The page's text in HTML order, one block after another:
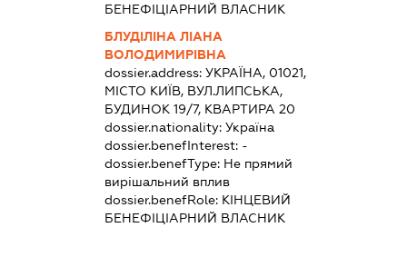
БЕНЕФІЦІАРНИЙ ВЛАСНИК
БЛУДІЛІНА ЛІАНА
ВОЛОДИМИРІВНА
dossier.address: УКРАЇНА, 01021,
МІСТО КИЇВ, ВУЛ.ЛИПСЬКА,
БУДИНОК 19/7, КВАРТИРА 20
dossier.nationality: Україна
dossier.benefInterest: -
dossier.benefType: Не прямий
вирішальний вплив
dossier.benefRole: КІНЦЕВИЙ
БЕНЕФІЦІАРНИЙ ВЛАСНИК